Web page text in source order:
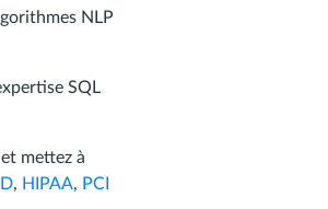
NLP
SQL
mettez à
, HIPAA, PCI